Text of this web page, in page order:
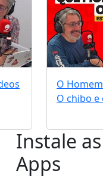
O
O chibo
Instale
Apps